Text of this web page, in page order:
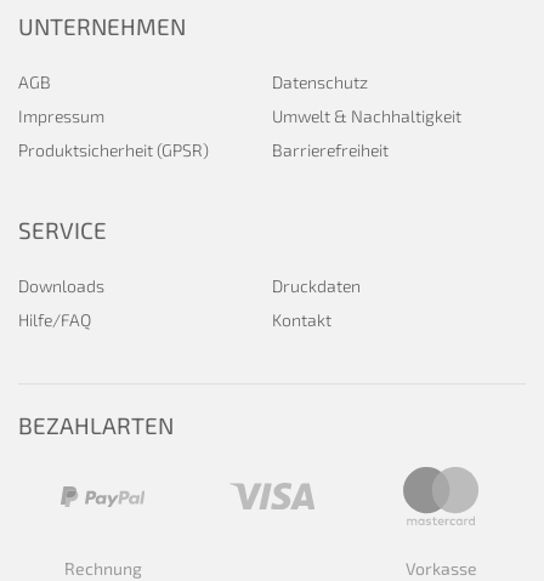
UNTERNEHMEN
AGB
Datenschutz
Impressum
Umwelt & Nachhaltigkeit
Produktsicherheit (GPSR)
Barrierefreiheit
SERVICE
Downloads
Druckdaten
Hilfe/FAQ
Kontakt
BEZAHLARTEN
Rechnung Vorkasse